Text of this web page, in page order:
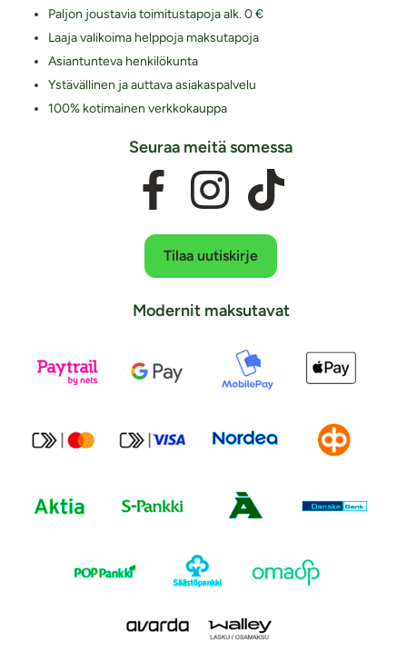
Paljon joustavia toimitustapoja alk. 0 €
Laaja valikoima helppoja maksutapoja
Asiantunteva henkilökunta
Ystävällinen ja auttava asiakaspalvelu
100% kotimainen verkkokauppa
Seuraa meitä somessa
Tilaa uutiskirje
Modernit maksutavat